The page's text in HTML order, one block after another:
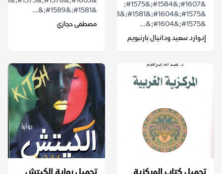
&#1607;&#1584;&#1575;
&#1575;&#1604;&#1581;&#1608;&#1575;&#1585;
&#1575;&#1604;&...
إدوارد سعيد ودانيال بارنبويم
&#1581;&#1589;&...
مصطفى حجازي